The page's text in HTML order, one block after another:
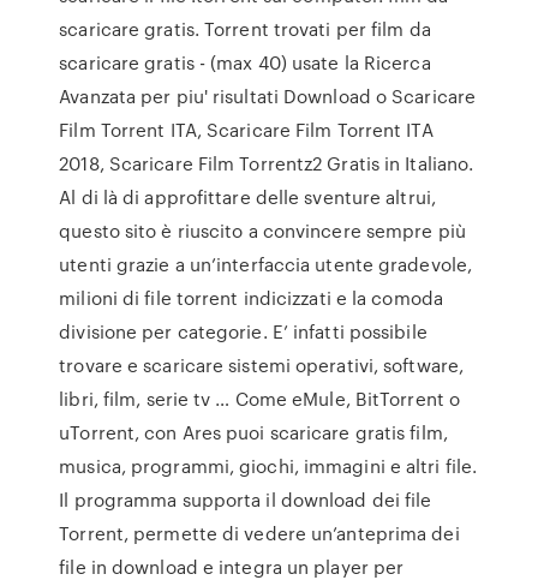
scaricare gratis. Torrent trovati per film da
scaricare gratis - (max 40) usate la Ricerca
Avanzata per piu' risultati Download o Scaricare
Film Torrent ITA, Scaricare Film Torrent ITA
2018, Scaricare Film Torrentz2 Gratis in Italiano.
Al di là di approfittare delle sventure altrui,
questo sito è riuscito a convincere sempre più
utenti grazie a un’interfaccia utente gradevole,
milioni di file torrent indicizzati e la comoda
divisione per categorie. E’ infatti possibile
trovare e scaricare sistemi operativi, software,
libri, film, serie tv … Come eMule, BitTorrent o
uTorrent, con Ares puoi scaricare gratis film,
musica, programmi, giochi, immagini e altri file.
Il programma supporta il download dei file
Torrent, permette di vedere un’anteprima dei
file in download e integra un player per